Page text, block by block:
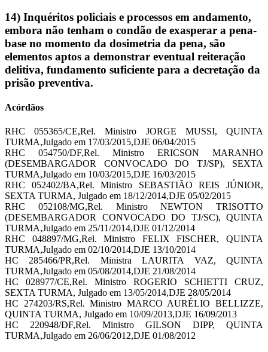
14) Inquéritos policiais e processos em andamento,
embora não tenham o condão de exasperar a pena-
base no momento da dosimetria da pena, são
elementos aptos a demonstrar eventual reiteração
delitiva, fundamento suficiente para a decretação da
prisão preventiva.
Acórdãos
RHC 055365/CE,Rel. Ministro JORGE MUSSI, QUINTA
TURMA,Julgado em 17/03/2015,DJE 06/04/2015
RHC 054750/DF,Rel. Ministro ERICSON MARANHO
(DESEMBARGADOR CONVOCADO DO TJ/SP), SEXTA
TURMA,Julgado em 10/03/2015,DJE 16/03/2015
RHC 052402/BA,Rel. Ministro SEBASTIÃO REIS JÚNIOR,
SEXTA TURMA, Julgado em 18/12/2014,DJE 05/02/2015
RHC 052108/MG,Rel. Ministro NEWTON TRISOTTO
(DESEMBARGADOR CONVOCADO DO TJ/SC), QUINTA
TURMA,Julgado em 25/11/2014,DJE 01/12/2014
RHC 048897/MG,Rel. Ministro FELIX FISCHER, QUINTA
TURMA,Julgado em 02/10/2014,DJE 13/10/2014
HC 285466/PR,Rel. Ministra LAURITA VAZ, QUINTA
TURMA,Julgado em 05/08/2014,DJE 21/08/2014
HC 028977/CE,Rel. Ministro ROGERIO SCHIETTI CRUZ,
SEXTA TURMA, Julgado em 13/05/2014,DJE 28/05/2014
HC 274203/RS,Rel. Ministro MARCO AURÉLIO BELLIZZE,
QUINTA TURMA, Julgado em 10/09/2013,DJE 16/09/2013
HC 220948/DF,Rel. Ministro GILSON DIPP, QUINTA
TURMA,Julgado em 26/06/2012,DJE 01/08/2012